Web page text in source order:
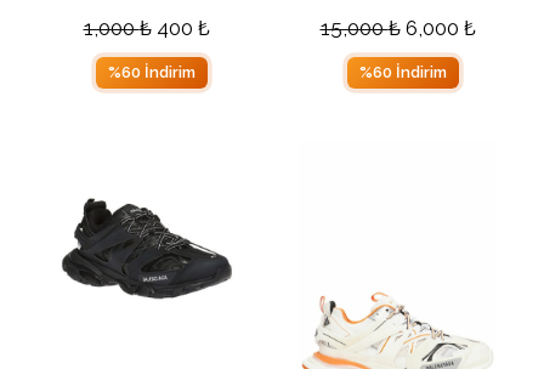
1,000₺ 400 ₺
%60 İndirim
15,000₺ 6,000 ₺
%60 İndirim